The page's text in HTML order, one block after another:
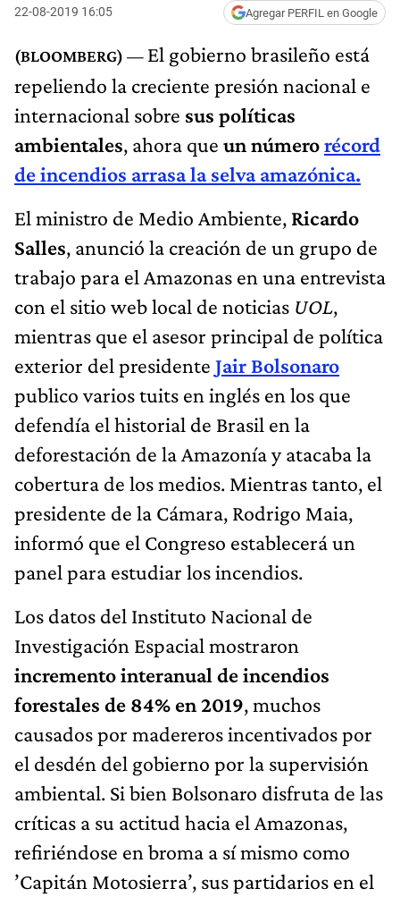
22-08-2019 16:05 Agregar PERFIL en Google
El gobierno brasileño está
repeliendo la creciente presión nacional e
internacional sobre sus políticas
ambientales, ahora que un númerorécord
de incendios arrasa la selva amazónica.
El ministro de Medio Ambiente, Ricardo
Salles, anunció la creación de un grupo de
trabajo para el Amazonas en una entrevista
con el sitio web local de noticias UOL,
mientras que el asesor principal de política
exterior del presidente Jair Bolsonaro
publico varios tuits en inglés en los que
defendía el historial de Brasil en la
deforestación de la Amazonía y atacaba la
cobertura de los medios. Mientras tanto, el
presidente de la Cámara, Rodrigo Maia,
informó que el Congreso establecerá un
panel para estudiar los incendios.
Los datos del Instituto Nacional de
Investigación Espacial mostraron
incremento interanual de incendios
forestales de 84% en 2019, muchos
causados por madereros incentivados por
el desdén del gobierno por la supervisión
ambiental. Si bien Bolsonaro disfruta de las
críticas a su actitud hacia el Amazonas,
refiriéndose en broma a sí mismo como
’Capitán Motosierra’, sus partidarios en el